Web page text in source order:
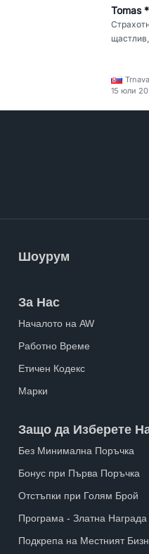
Tomas
Trnava
15 юли
Шоурум
За Нас
Началото на AW
Работно Време
Етичен Кодекс
Марки
Защо да Изберете
Без Минимална Поръчка
Бонус при Първа Поръчка
Отстъпки при Голям Брой
Програма - Златна Награда
Подкрепа на Местният